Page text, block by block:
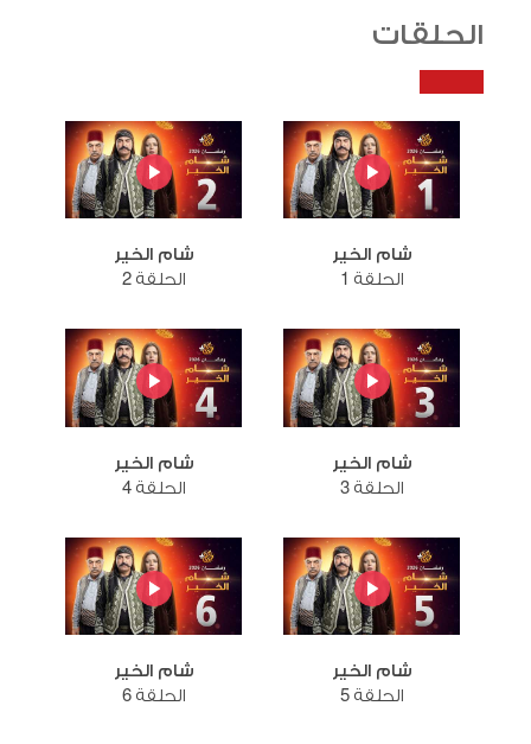
الحلقات
شام الخير
الحلقة 1
شام الخير
الحلقة 2
شام الخير
الحلقة 3
شام الخير
الحلقة 4
شام الخير
الحلقة 5
شام الخير
الحلقة 6